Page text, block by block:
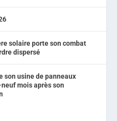
solaire porte son combat
dispersé
son usine de panneaux
mois après son